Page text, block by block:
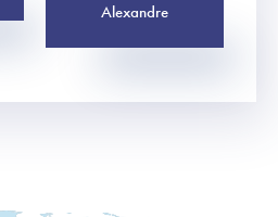
Alexandre